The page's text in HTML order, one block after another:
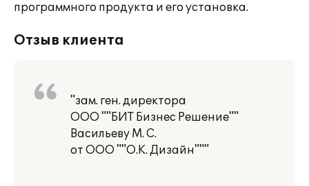
программного продукта и его установка.
Отзыв клиента
"зам. ген. директора
ООО ""БИТ Бизнес Решение""
Васильеву М. С.
от ООО ""О.К. Дизайн"""